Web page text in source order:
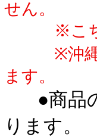
せん。
※こちら
※沖縄県
ます。
●商品
ります。